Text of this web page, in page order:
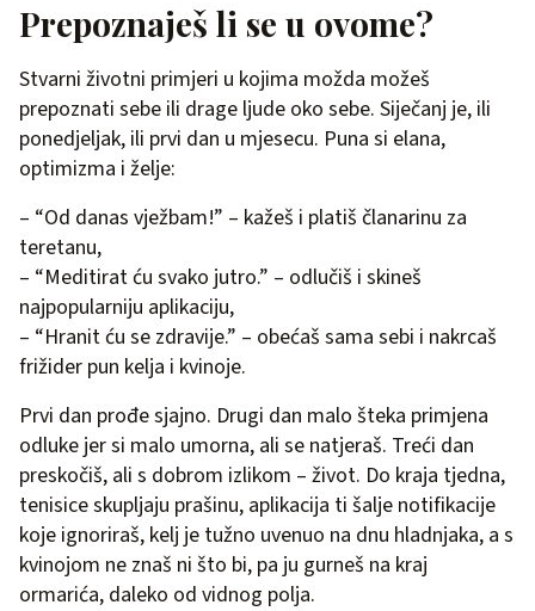
Prepoznaješ li se u ovome?
Stvarni životni primjeri u kojima možda možeš
prepoznati sebe ili drage ljude oko sebe. Siječanj je, ili
ponedjeljak, ili prvi dan u mjesecu. Puna si elana,
optimizma i želje:
– “Od danas vježbam!” – kažeš i platiš članarinu za
teretanu,
– “Meditirat ću svako jutro.” – odlučiš i skineš
najpopularniju aplikaciju,
– “Hranit ću se zdravije.” – obećaš sama sebi i nakrcaš
frižider pun kelja i kvinoje.
Prvi dan prođe sjajno. Drugi dan malo šteka primjena
odluke jer si malo umorna, ali se natjeraš. Treći dan
preskočiš, ali s dobrom izlikom – život. Do kraja tjedna,
tenisice skupljaju prašinu, aplikacija ti šalje notifikacije
koje ignoriraš, kelj je tužno uvenuo na dnu hladnjaka, a s
kvinojom ne znaš ni što bi, pa ju gurneš na kraj
ormarića, daleko od vidnog polja.